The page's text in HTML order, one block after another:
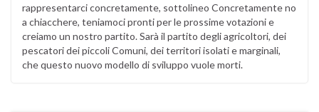
rappresentarci concretamente, sottolineo Concretamente no
a chiacchere, teniamoci pronti per le prossime votazioni e
creiamo un nostro partito. Sarà il partito degli agricoltori, dei
pescatori dei piccoli Comuni, dei territori isolati e marginali,
che questo nuovo modello di sviluppo vuole morti.